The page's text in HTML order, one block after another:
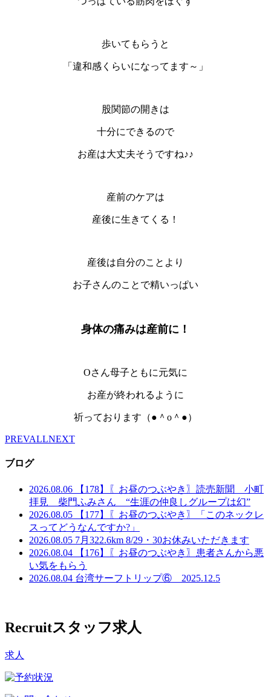
歩いてもらうと
「違和感くらいになってます～」
股関節の開きは
十分にできるので
お産は大丈夫そうですね♪♪
産前のケアは
産後に生きてくる！
産後は自分のことより
お子さんのことで精いっぱい
身体の痛みは産前に！
Oさん母子ともに元気に
お産が終われるように
祈っております（●＾o＾●）
PREVALLNEXT
ブログ
2026.08.06
【178】〖お昼のつぶやき〗読売新聞 小町
拝見 柴門ふみさん “生涯の仲良しグループは幻”
2026.08.05
【177】〖お昼のつぶやき〗「このネックレ
スってどうなんですか?」
2026.08.05 7月322.6km 8/29・30お休みいただきます
2026.08.04
【176】〖お昼のつぶやき〗患者さんから悪
い気をもらう
2026.08.04 台湾サーフトリップ⑥ 2025.12.5
Recruitスタッフ求人
求人